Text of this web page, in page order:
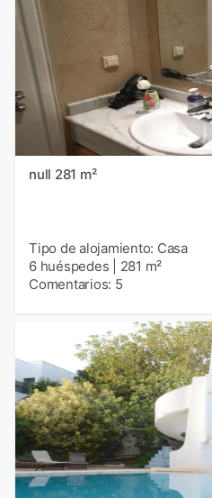
null 281 m²
Tipo de alojamiento: Casa
6 huéspedes
281 m²
Comentarios: 5